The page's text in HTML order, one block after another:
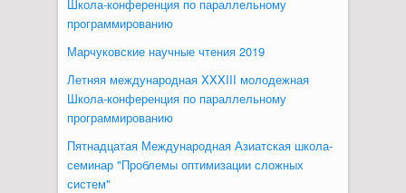
Школа-конференция по параллельному
программированию
Марчуковские научные чтения 2019
Летняя международная XXXIII молодежная
Школа-конференция по параллельному
программированию
Пятнадцатая Международная Азиатская школа-
семинар "Проблемы оптимизации сложных
систем"